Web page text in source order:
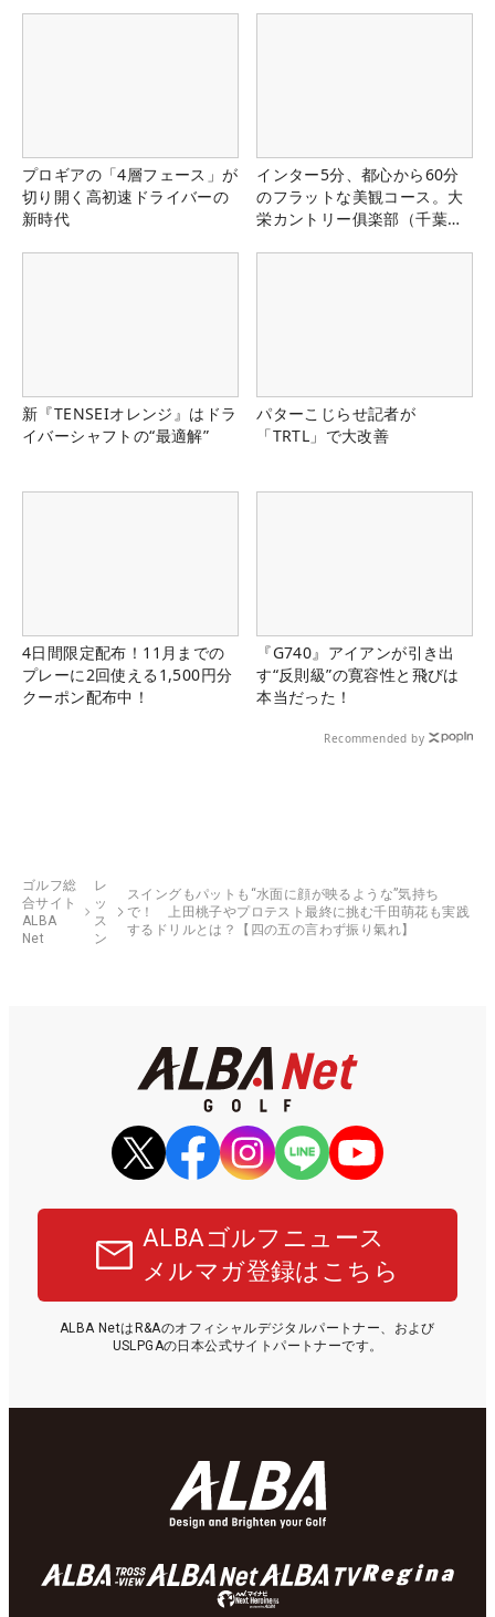
プロギアの「4層フェース」が
切り開く高初速ドライバーの
新時代
インター5分、都心から60分
のフラットな美観コース。大
栄カントリー俱楽部（千葉
新『TENSEIオレンジ』はドラ
イバーシャフトの“最適解”
パターこじらせ記者が
「TRTL」で大改善
4日間限定配布！11月までの
プレーに2回使える1,500円分
クーポン配布中！
『G740』アイアンが引き出
す“反則級”の寛容性と飛びは
本当だった！
Recommended by
ゴルフ総
合サイト
ALBA
Net
レ
ッ
ス
ン
スイングもパットも“水面に顔が映るような”気持ち
で！ 上田桃子やプロテスト最終に挑む千田萌花も実践
するドリルとは？【四の五の言わず振り氣れ】
ALBAゴルフニュース
メルマガ登録はこちら
ALBA NetはR&Aのオフィシャルデジタルパートナー、および
USLPGAの日本公式サイトパートナーです。